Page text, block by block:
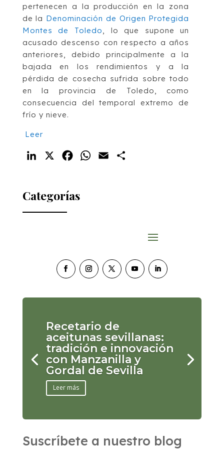
pertenecen a la producción en la zona
de la Denominación de Origen Protegida
Montes de Toledo, lo que supone un
acusado descenso con respecto a años
anteriores, debido principalmente a la
bajada en los rendimientos y a la
pérdida de cosecha sufrida sobre todo
en la provincia de Toledo, como
consecuencia del temporal extremo de
frío y nieve.
Leer
LinkedIn FacebookWhatsApp
Email
Categorías
Recetario de
aceitunas sevillanas:
tradición e innovación
con Manzanilla y
Gordal de Sevilla
Leer más
Suscríbete a nuestro blog